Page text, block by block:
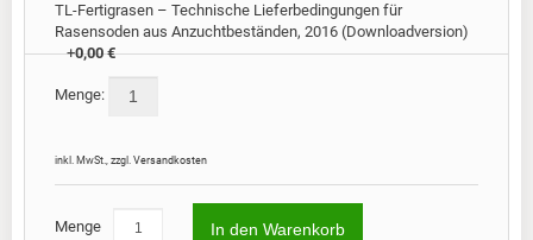
TL-Fertigrasen – Technische Lieferbedingungen für
Rasensoden aus Anzuchtbeständen, 2016 (Downloadversion)
+0,00 €
Menge:
inkl. MwSt., zzgl. Versandkosten
Menge In den Warenkorb